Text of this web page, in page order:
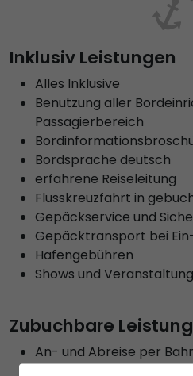
Inklusiv Leistungen
Alles Inklusive
Benutzung aller
Passagierbereich
Bordsprache deutsch
erfahrene Reiseleitung
Flusskreuzfahrt in
Gepäckservice und
Gepäcktransport bei
Hafengebühren
Shows und
Zubuchbare
An- und Abreise per